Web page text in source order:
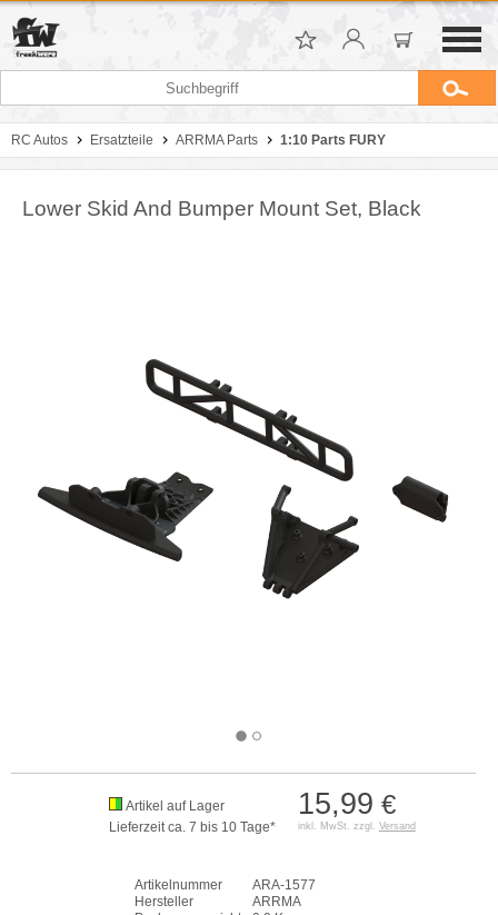
RC Autos Ersatzteile ARRMA Parts 1:10 Parts FURY
Lower Skid And Bumper Mount Set, Black
15,99 €
inkl. MwSt. zzgl. Versand
Artikel auf Lager
Lieferzeit ca. 7 bis 10 Tage*
Artikelnummer
ARA-1577
Hersteller
ARRMA